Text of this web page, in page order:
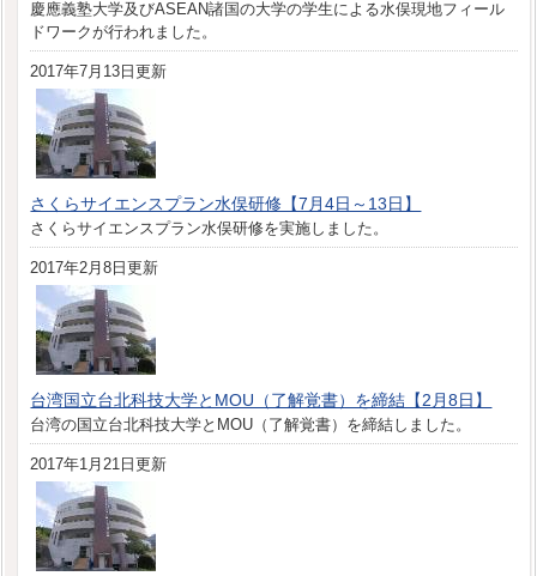
慶應義塾大学及びASEAN諸国の大学の学生による水俣現地フィール
ドワークが行われました。
2017年7月13日更新
さくらサイエンスプラン水俣研修【7月4日～13日】
さくらサイエンスプラン水俣研修を実施しました。
2017年2月8日更新
台湾国立台北科技大学とMOU（了解覚書）を締結【2月8日】
台湾の国立台北科技大学とMOU（了解覚書）を締結しました。
2017年1月21日更新